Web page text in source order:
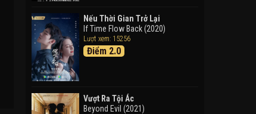
Phiêu Lưu Vào Thế Giới Trong
Tranh
Doraemon the Movie: Nobita's
Art World Tales (2025)
Tháng Ngày Tươi Đẹp
Nếu Thời Gian Trở Lại
If Time Flow Back (2020)
Lượt xem: 15256
Điểm 2.0
Vượt Ra Tội Ác
Beyond Evil (2021)